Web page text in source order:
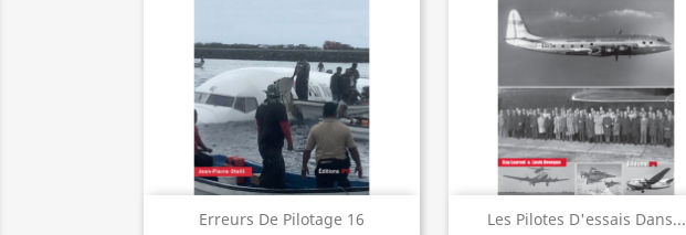
Erreurs De Pilotage 16
Visualização rápida Les Pilotes D'essais Dans...
 Visualização rápida